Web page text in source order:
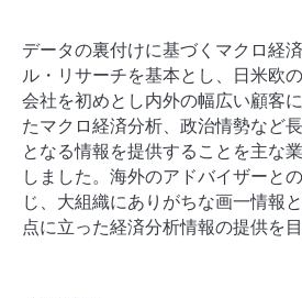
データの裏付けに基づくマクロ経
ル・リサーチを基本とし、日米欧
会社を初めとし内外の幅広い顧客
たマクロ経済分析、政治情勢など
となる情報を提供することを主な
しました。 海外のアドバイザーと
じ、大組織にありがちな画一情報
点に立った経済分析情報の提供を